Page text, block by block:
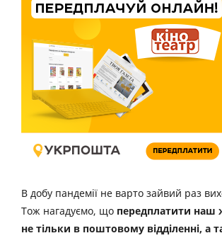
В добу пандемії не варто зайвий раз
Тож нагадуємо, що передплатити наш
не тільки в поштовому відділенні, а